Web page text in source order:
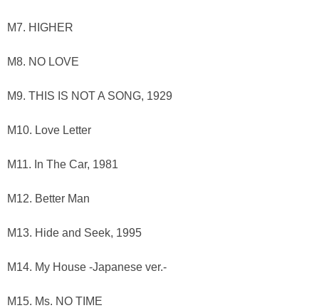
M7. HIGHER
M8. NO LOVE
M9. THIS IS NOT A SONG, 1929
M10. Love Letter
M11. In The Car, 1981
M12. Better Man
M13. Hide and Seek, 1995
M14. My House -Japanese ver.-
M15. Ms. NO TIME